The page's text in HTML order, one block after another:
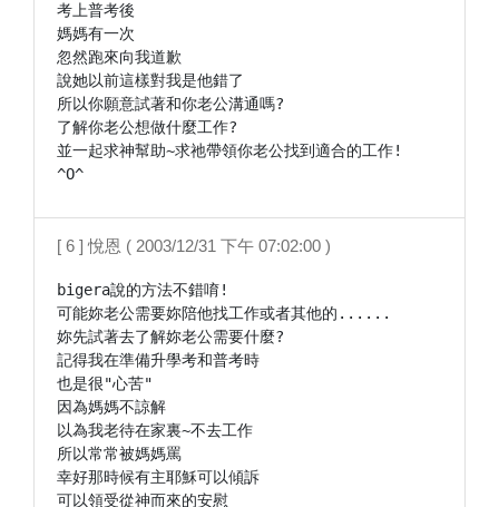
考上普考後
媽媽有一次
忽然跑來向我道歉
說她以前這樣對我是他錯了
所以你願意試著和你老公溝通嗎?
了解你老公想做什麼工作?
並一起求神幫助~求祂帶領你老公找到適合的工作!
^O^
[ 6 ] 悅恩 ( 2003/12/31 下午 07:02:00 )
bigera說的方法不錯唷!
可能妳老公需要妳陪他找工作或者其他的......
妳先試著去了解妳老公需要什麼?
記得我在準備升學考和普考時
也是很"心苦"
因為媽媽不諒解
以為我老待在家裏~不去工作
所以常常被媽媽罵
幸好那時候有主耶穌可以傾訴
可以領受從神而來的安慰